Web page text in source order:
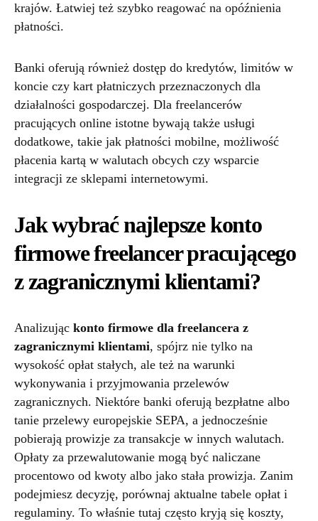
krajów. Łatwiej też szybko reagować na opóźnienia
płatności.
Banki oferują również dostęp do kredytów, limitów w
koncie czy kart płatniczych przeznaczonych dla
działalności gospodarczej. Dla freelancerów
pracujących online istotne bywają także usługi
dodatkowe, takie jak płatności mobilne, możliwość
płacenia kartą w walutach obcych czy wsparcie
integracji ze sklepami internetowymi.
Jak wybrać najlepsze konto
firmowe freelancer pracującego
z zagranicznymi klientami?
Analizując konto firmowe dla freelancera z
zagranicznymi klientami, spójrz nie tylko na
wysokość opłat stałych, ale też na warunki
wykonywania i przyjmowania przelewów
zagranicznych. Niektóre banki oferują bezpłatne albo
tanie przelewy europejskie SEPA, a jednocześnie
pobierają prowizje za transakcje w innych walutach.
Opłaty za przewalutowanie mogą być naliczane
procentowo od kwoty albo jako stała prowizja. Zanim
podejmiesz decyzję, porównaj aktualne tabele opłat i
regulaminy. To właśnie tutaj często kryją się koszty,